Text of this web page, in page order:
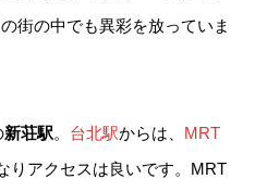
街の中でも異彩を放っていま
新荘駅。 台北駅からは、 MRT
りアクセスは良いです。MRT